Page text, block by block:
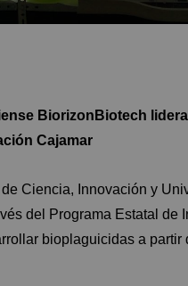
BiorizonBiotech
Cajamar
Ciencia, Innovación y
del Programa Estatal
bioplaguicidas a